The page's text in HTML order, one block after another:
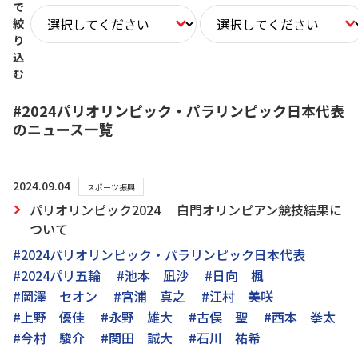
で
絞
り
込
む
#2024パリオリンピック・パラリンピック日本代表
のニュース一覧
2024.09.04 スポーツ振興
パリオリンピック2024 白門オリンピアン競技結果に
ついて
#2024パリオリンピック・パラリンピック日本代表
#2024パリ五輪
#池本 凪沙
#日向 楓
#岡澤 セオン
#宮浦 真之
#江村 美咲
#上野 優佳
#永野 雄大 #古俣 聖
#西本 拳太
#今村 駿介
#関田 誠大
#石川 祐希